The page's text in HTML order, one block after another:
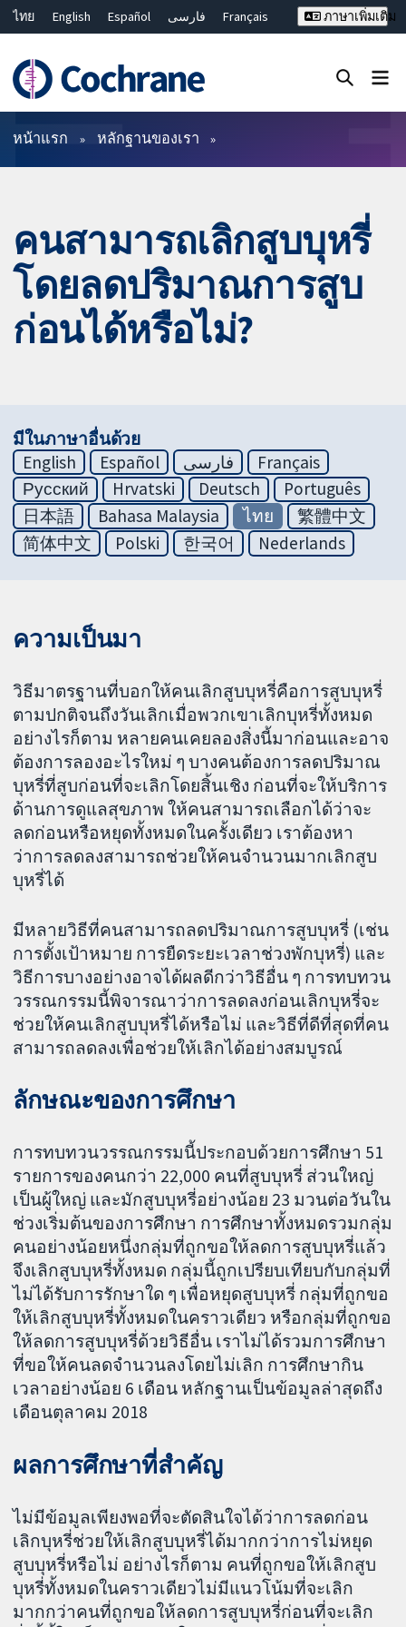
ไทย English Español فارسی
Français
Bahasa Malaysia
繁體中文 简体中文
ภาษาเพิ่มเติม
ตัวกรอง
หน้าแรก หลักฐานของเรา
คนสามารถเลิกสูบบุหรี่
โดยลดปริมาณการสูบ
ก่อนได้หรือไม่?
มีในภาษาอื่นด้วย
English
Español فارسی
Français
Русский
Hrvatski Deutsch
Português
日本語
Bahasa Malaysia ไทย
繁體中文
简体中文
Polski 한국어 Nederlands
ความเป็นมา
วิธีมาตรฐานที่บอกให้คนเลิกสูบบุหรี่คือการสูบบุหรี่
ตามปกติจนถึงวันเลิกเมื่อพวกเขาเลิกบุหรี่ทั้งหมด
อย่างไรก็ตาม หลายคนเคยลองสิ่งนี้มาก่อนและอาจ
ต้องการลองอะไรใหม่ ๆ บางคนต้องการลดปริมาณ
บุหรี่ที่สูบก่อนที่จะเลิกโดยสิ้นเชิง ก่อนที่จะให้บริการ
ด้านการดูแลสุขภาพ ให้คนสามารถเลือกได้ว่าจะ
ลดก่อนหรือหยุดทั้งหมดในครั้งเดียว เราต้องหา
ว่าการลดลงสามารถช่วยให้คนจำนวนมากเลิกสูบ
บุหรี่ได้
มีหลายวิธีที่คนสามารถลดปริมาณการสูบบุหรี่ (เช่น
การตั้งเป้าหมาย การยืดระยะเวลาช่วงพักบุหรี่) และ
วิธีการบางอย่างอาจได้ผลดีกว่าวิธีอื่น ๆ การทบทวน
วรรณกรรมนี้พิจารณาว่าการลดลงก่อนเลิกบุหรี่จะ
ช่วยให้คนเลิกสูบบุหรี่ได้หรือไม่ และวิธีที่ดีที่สุดที่คน
สามารถลดลงเพื่อช่วยให้เลิกได้อย่างสมบูรณ์
ลักษณะของการศึกษา
การทบทวนวรรณกรรมนี้ประกอบด้วยการศึกษา 51
รายการของคนกว่า 22,000 คนที่สูบบุหรี่ ส่วนใหญ่
เป็นผู้ใหญ่ และมักสูบบุหรี่อย่างน้อย 23 มวนต่อวันใน
ช่วงเริ่มต้นของการศึกษา การศึกษาทั้งหมดรวมกลุ่ม
คนอย่างน้อยหนึ่งกลุ่มที่ถูกขอให้ลดการสูบบุหรี่แล้ว
จึงเลิกสูบบุหรี่ทั้งหมด กลุ่มนี้ถูกเปรียบเทียบกับกลุ่มที่
ไม่ได้รับการรักษาใด ๆ เพื่อหยุดสูบบุหรี่ กลุ่มที่ถูกขอ
ให้เลิกสูบบุหรี่ทั้งหมดในคราวเดียว หรือกลุ่มที่ถูกขอ
ให้ลดการสูบบุหรี่ด้วยวิธีอื่น เราไม่ได้รวมการศึกษา
ที่ขอให้คนลดจำนวนลงโดยไม่เลิก การศึกษากิน
เวลาอย่างน้อย 6 เดือน หลักฐานเป็นข้อมูลล่าสุดถึง
เดือนตุลาคม 2018
ผลการศึกษาที่สำคัญ
ไม่มีข้อมูลเพียงพอที่จะตัดสินใจได้ว่าการลดก่อน
เลิกบุหรี่ช่วยให้เลิกสูบบุหรี่ได้มากกว่าการไม่หยุด
สูบบุหรี่หรือไม่ อย่างไรก็ตาม คนที่ถูกขอให้เลิกสูบ
บุหรี่ทั้งหมดในคราวเดียวไม่มีแนวโน้มที่จะเลิก
มากกว่าคนที่ถูกขอให้ลดการสูบบุหรี่ก่อนที่จะเลิก